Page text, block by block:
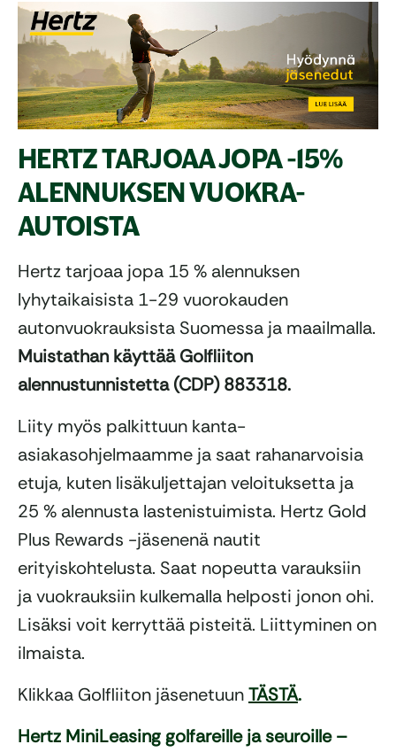
HERTZ TARJOAA JOPA -15%
ALENNUKSEN VUOKRA-
AUTOISTA
Hertz tarjoaa jopa 15 % alennuksen
lyhytaikaisista 1-29 vuorokauden
autonvuokrauksista Suomessa ja maailmalla.
Muistathan käyttää Golfliiton
alennustunnistetta (CDP) 883318.
Liity myös palkittuun kanta-
asiakasohjelmaamme ja saat rahanarvoisia
etuja, kuten lisäkuljettajan veloituksetta ja
25 % alennusta lastenistuimista. Hertz Gold
Plus Rewards -jäsenenä nautit
erityiskohtelusta. Saat nopeutta varauksiin
ja vuokrauksiin kulkemalla helposti jonon ohi.
Lisäksi voit kerryttää pisteitä. Liittyminen on
ilmaista.
Klikkaa Golfliiton jäsenetuunTÄSTÄ.
Hertz MiniLeasing golfareille ja seuroille –